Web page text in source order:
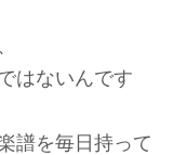
はないんです
譜を毎日持って